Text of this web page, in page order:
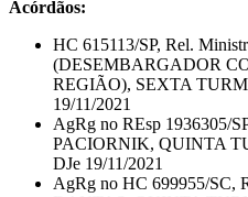
Acórdãos:
HC 615113/SP, Rel.
(DESEMBARGADOR
REGIÃO), SEXTA
19/11/2021
AgRg no REsp 1936305/
PACIORNIK, QUINTA
DJe 19/11/2021
AgRg no HC 699955/SC,